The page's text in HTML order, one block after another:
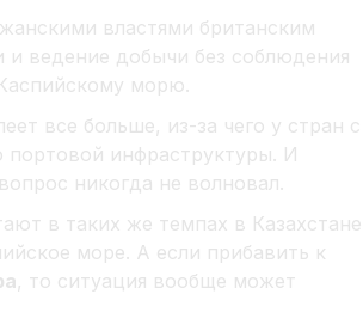
властями британским
ведение добычи без соблюдения
морю.
все больше, из-за чего у стран с
инфраструктуры. И
никогда не волновал.
в таких же темпах в Казахстане
море. А если прибавить к
, то ситуация вообще может